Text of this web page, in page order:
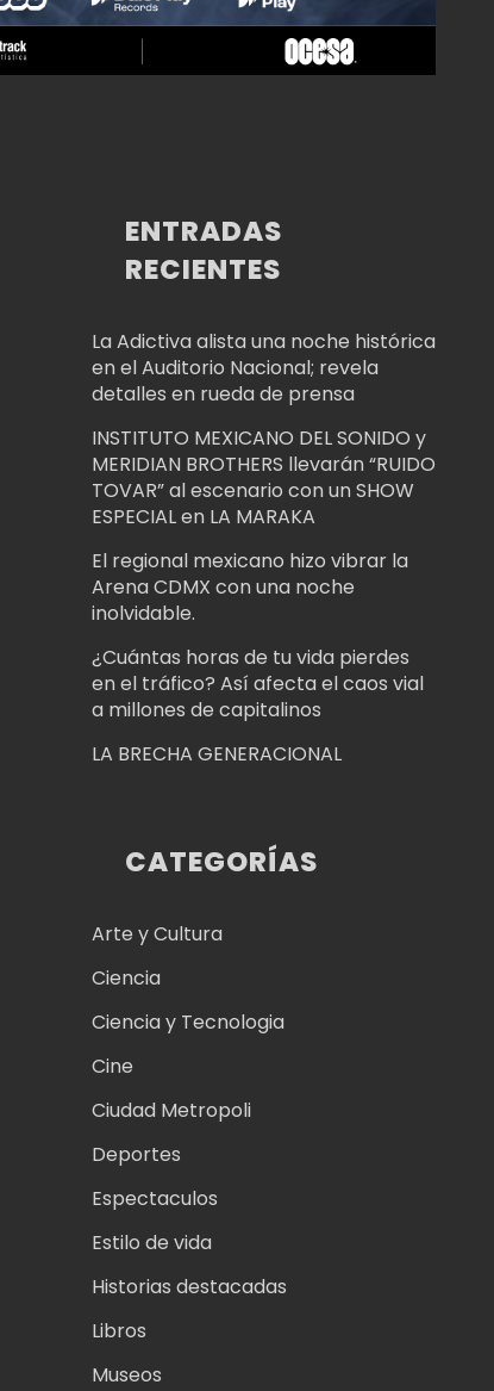
ENTRADAS
RECIENTES
La Adictiva alista una noche histórica
en el Auditorio Nacional; revela
detalles en rueda de prensa
INSTITUTO MEXICANO DEL SONIDO y
MERIDIAN BROTHERS llevarán “RUIDO
TOVAR” al escenario con un SHOW
ESPECIAL en LA MARAKA
El regional mexicano hizo vibrar la
Arena CDMX con una noche
inolvidable.
¿Cuántas horas de tu vida pierdes
en el tráfico? Así afecta el caos vial
a millones de capitalinos
LA BRECHA GENERACIONAL
CATEGORÍAS
Arte y Cultura
Ciencia
Ciencia y Tecnologia
Cine
Ciudad Metropoli
Deportes
Espectaculos
Estilo de vida
Historias destacadas
Libros
Museos